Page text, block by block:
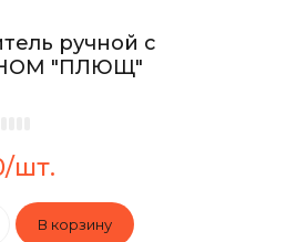
ручной с
"ПЛЮЩ"
шт.